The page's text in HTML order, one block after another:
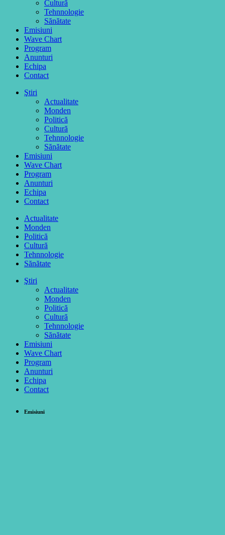
Cultură
Tehnnologie
Sănătate
Emisiuni
Wave Chart
Program
Anunturi
Echipa
Contact
Ştiri
Actualitate
Monden
Politică
Cultură
Tehnnologie
Sănătate
Emisiuni
Wave Chart
Program
Anunturi
Echipa
Contact
Actualitate
Monden
Politică
Cultură
Tehnnologie
Sănătate
Ştiri
Actualitate
Monden
Politică
Cultură
Tehnnologie
Sănătate
Emisiuni
Wave Chart
Program
Anunturi
Echipa
Contact
Emisiuni